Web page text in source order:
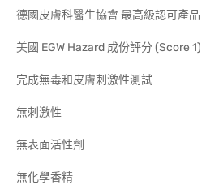
德國皮膚科醫生協會 最高級認可產品
美國 EGW Hazard 成份評分 (Score 1)
完成無毒和皮膚刺激性測試
無刺激性
無表面活性劑
無化學香精